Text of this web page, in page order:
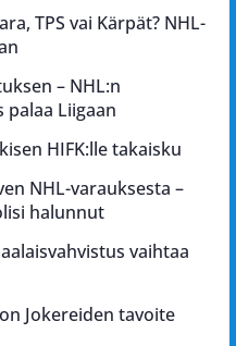
TPS vai Kärpät? NHL-
– NHL:n
Liigaan
HIFK:lle takaisku
NHL-varauksesta –
halunnut
vaihtaa
Jokereiden tavoite